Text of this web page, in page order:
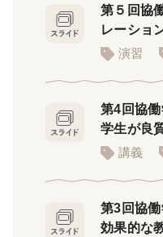
第５回協
レーショ
用PPT)
演習
第4回協
学生が良
境」講義
第3回協
効果的な